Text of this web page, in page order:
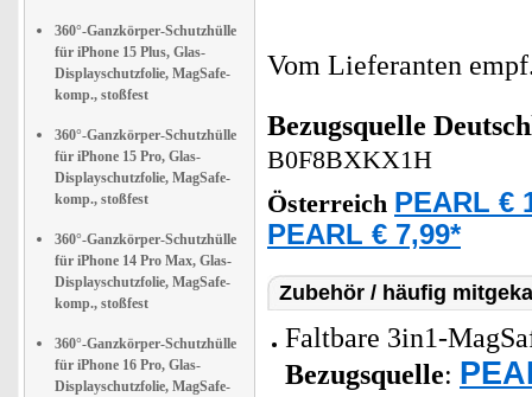
360°-Ganzkörper-Schutzhülle
für iPhone 15 Plus, Glas-
Displayschutzfolie, MagSafe-
komp., stoßfest
360°-Ganzkörper-Schutzhülle
für iPhone 15 Pro, Glas-
Displayschutzfolie, MagSafe-
komp., stoßfest
360°-Ganzkörper-Schutzhülle
für iPhone 14 Pro Max, Glas-
Displayschutzfolie, MagSafe-
komp., stoßfest
360°-Ganzkörper-Schutzhülle
für iPhone 16 Pro, Glas-
Displayschutzfolie, MagSafe-
Vom Lieferanten
Bezugsquelle
B0F8BXKX1H
Österreich PEARL €
PEARL € 7,99*
Zubehör / häufig
Faltbare 3in1-
Bezugsquelle: